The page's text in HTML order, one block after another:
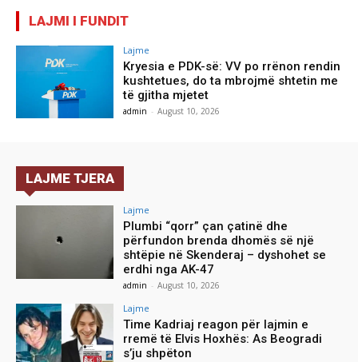
LAJMI I FUNDIT
Lajme
Kryesia e PDK-së: VV po rrënon rendin
kushtetues, do ta mbrojmë shtetin me
të gjitha mjetet
admin - August 10, 2026
LAJME TJERA
Lajme
Plumbi “qorr” çan çatinë dhe
përfundon brenda dhomës së një
shtëpie në Skenderaj – dyshohet se
erdhi nga AK-47
admin - August 10, 2026
Lajme
Time Kadriaj reagon për lajmin e
rremë të Elvis Hoxhës: As Beogradi
s’ju shpëton